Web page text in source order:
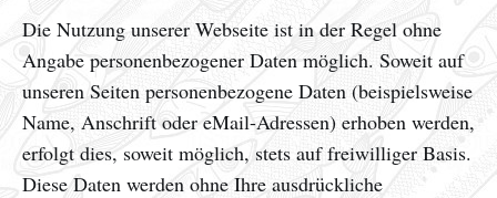
Die Nutzung unserer Webseite ist in der Regel ohne
Angabe personenbezogener Daten möglich. Soweit auf
unseren Seiten personenbezogene Daten (beispielsweise
Name, Anschrift oder eMail-Adressen) erhoben werden,
erfolgt dies, soweit möglich, stets auf freiwilliger Basis.
Diese Daten werden ohne Ihre ausdrückliche